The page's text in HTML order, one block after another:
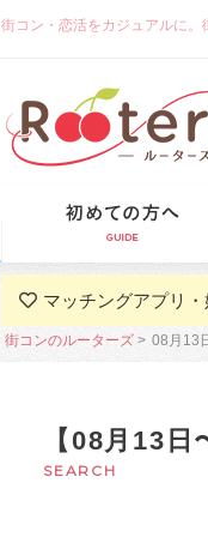
街コン・恋活をカジュアルに
マッチングアプリ
街コンのルーターズ 08月13
【08月13
SEARCH